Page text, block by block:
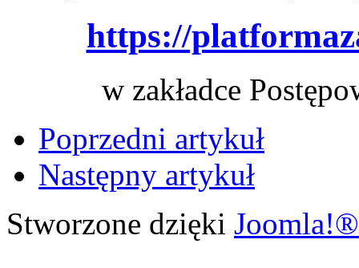
https://
w zakładce
Poprzedni artykuł
Następny artykuł
Stworzone dzięki Joomla!®